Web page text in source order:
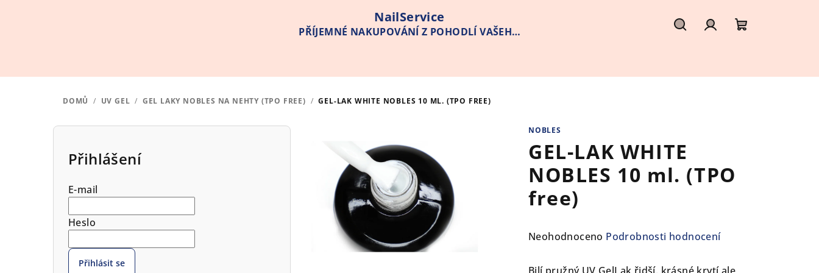
NailService
PŘÍJEMNÉ NAKUPOVÁNÍ Z POHODLÍ VAŠEHO
košík
DOMŮ / UV GEL / GEL LAKY NOBLES NA NEHTY (TPO FREE) / GEL-LAK WHITE NOBLES 10 ML. (TPO FREE)
P
Přihlášení
E-mail
Heslo
Přihlásit se
NOBLES
GEL-LAK WHITE
NOBLES 10 ml. (TPO
free)
Průměrné
produktu
Neohodnoceno Podrobnosti hodnocení